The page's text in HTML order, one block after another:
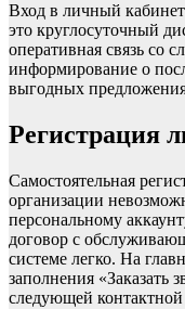
Вход в личный
это круглосуточный
оперативная связь со
информирование о
выгодных
Регистрация
Самостоятельная
организации
персональному
договор с
системе легко. На
заполнения «Заказать
следующей